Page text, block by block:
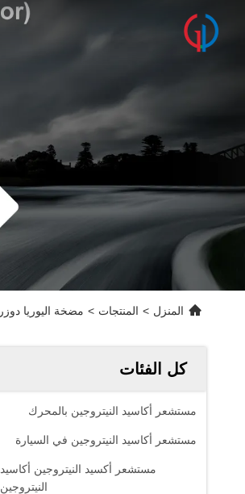
المنزل > المنتجات > مضخة اليوريا دوزر
كل الفئات
مستشعر أكاسيد النيتروجين بالمحرك
مستشعر أكاسيد النيتروجين في السيارة
مستشعر أكسيد النيتروجين أكاسيد
النيتروجين